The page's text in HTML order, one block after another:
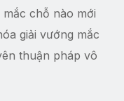
chỗ nào mới
giải vướng mắc
thuận pháp vô